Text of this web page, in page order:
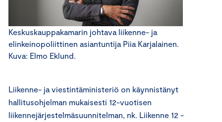
Keskuskauppakamarin johtava liikenne- ja
elinkeinopoliittinen asiantuntija Piia Karjalainen.
Kuva: Elmo Eklund.
Liikenne- ja viestintäministeriö on käynnistänyt
hallitusohjelman mukaisesti 12-vuotisen
liikennejärjestelmäsuunnitelman, nk. Liikenne 12 -